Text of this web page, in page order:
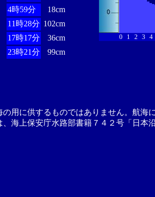
4時59分
18cm
11時28分 102cm
17時17分
36cm
23時21分
99cm
0 1 2 3 4
用に供するものではありません。航海
海上保安庁水路部書籍７４２号「日本